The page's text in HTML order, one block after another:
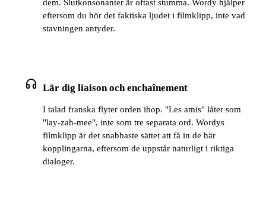
dem. Slutkonsonanter är oftast stumma. Wordy hjälper
eftersom du hör det faktiska ljudet i filmklipp, inte vad
stavningen antyder.
headphones Lär dig liaison och enchaînement
I talad franska flyter orden ihop. "Les amis" låter som
"lay-zah-mee", inte som tre separata ord. Wordys
filmklipp är det snabbaste sättet att få in de här
kopplingarna, eftersom de uppstår naturligt i riktiga
dialoger.